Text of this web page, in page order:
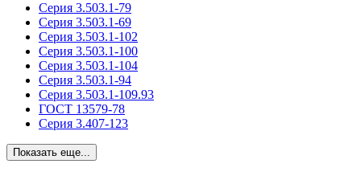
Серия 3.503.1-79
Серия 3.503.1-69
Серия 3.503.1-102
Серия 3.503.1-100
Серия 3.503.1-104
Серия 3.503.1-94
Серия 3.503.1-109.93
ГОСТ 13579-78
Серия 3.407-123
Показать еще...